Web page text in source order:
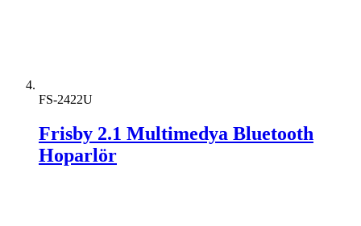
FS-2422U
Frisby 2.1 Multimedya Bluetooth
Hoparlör